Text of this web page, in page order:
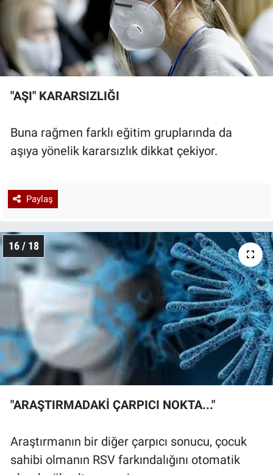
"AŞI" KARARSIZLIĞI
Buna rağmen farklı eğitim gruplarında da
aşıya yönelik kararsızlık dikkat çekiyor.
Paylaş
16 / 18
"ARAŞTIRMADAKİ ÇARPICI NOKTA..."
Araştırmanın bir diğer çarpıcı sonucu, çocuk
sahibi olmanın RSV farkındalığını otomatik